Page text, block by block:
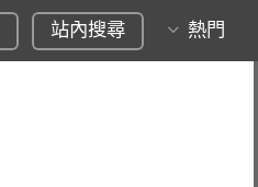
站內搜尋 熱門